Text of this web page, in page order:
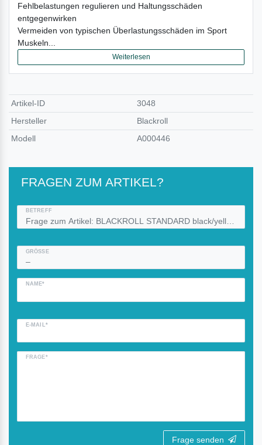
Fehlbelastungen regulieren und Haltungsschäden
entgegenwirken
Vermeiden von typischen Überlastungsschäden im Sport
Muskeln...
Weiterlesen
Artikel-ID
3048
Hersteller
Blackroll
Modell
A000446
FRAGEN ZUM ARTIKEL?
BETREFF
GRÖSSE
NAME*
E-MAIL*
FRAGE*
Frage senden